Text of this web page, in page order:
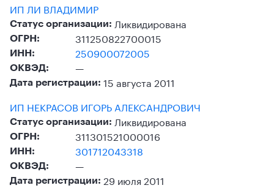
ИП ЛИ ВЛАДИМИР
Статус организации: Ликвидирована
ОГРН: 311250822700015
ИНН: 250900072005
ОКВЭД: —
Дата регистрации: 15 августа 2011
ИП НЕКРАСОВ ИГОРЬ АЛЕКСАНДРОВИЧ
Статус организации: Ликвидирована
ОГРН: 311301521000016
ИНН: 301712043318
ОКВЭД: —
Дата регистрации: 29 июля 2011